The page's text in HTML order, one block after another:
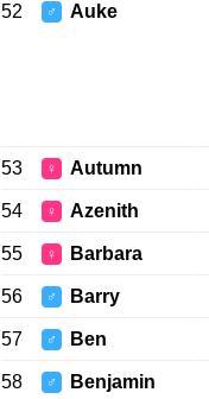
52 ♂ Auke
53 ♀ Autumn
54 ♀ Azenith
55 ♀ Barbara
56 ♂ Barry
57 ♂ Ben
58 ♂ Benjamin